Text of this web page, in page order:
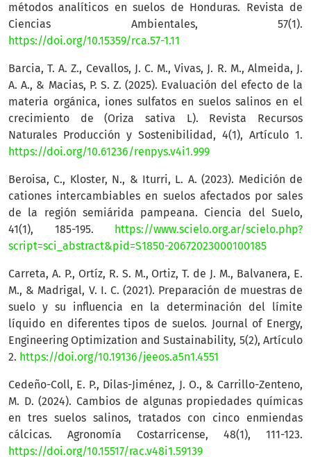
métodos analíticos en suelos de Honduras. Revista de
Ciencias Ambientales, 57(1).
https://doi.org/10.15359/rca.57-1.11
Barcia, T. A. Z., Cevallos, J. C. M., Vivas, J. R. M., Almeida, J.
A. A., & Macias, P. S. Z. (2025). Evaluación del efecto de la
materia orgánica, iones sulfatos en suelos salinos en el
crecimiento de (Oriza sativa L). Revista Recursos
Naturales Producción y Sostenibilidad, 4(1), Artículo 1.
https://doi.org/10.61236/renpys.v4i1.999
Beroisa, C., Kloster, N., & Iturri, L. A. (2023). Medición de
cationes intercambiables en suelos afectados por sales
de la región semiárida pampeana. Ciencia del Suelo,
41(1), 185-195.
https://www.scielo.org.ar/scielo.php?
script=sci_abstract&pid=S1850-20672023000100185
Carreta, A. P., Ortíz, R. S. M., Ortiz, T. de J. M., Balvanera, E.
M., & Madrigal, V. I. C. (2021). Preparación de muestras de
suelo y su influencia en la determinación del límite
líquido en diferentes tipos de suelos. Journal of Energy,
Engineering Optimization and Sustainability, 5(2), Artículo
2. https://doi.org/10.19136/jeeos.a5n1.4551
Cedeño-Coll, E. P., Dilas-Jiménez, J. O., & Carrillo-Zenteno,
M. D. (2024). Cambios de algunas propiedades químicas
en tres suelos salinos, tratados con cinco enmiendas
cálcicas. Agronomía Costarricense, 48(1), 111-123.
https://doi.org/10.15517/rac.v48i1.59139